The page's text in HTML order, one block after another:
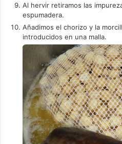
Al hervir retiramos las
espumadera.
Añadimos el chorizo y la
introducidos en una malla.